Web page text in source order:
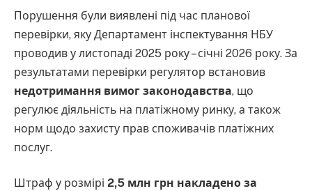
Порушення були виявлені під час планової
перевірки, яку Департамент інспектування НБУ
проводив у листопаді 2025 року – січні 2026 року. За
результатами перевірки регулятор встановив
недотримання вимог законодавства, що
регулює діяльність на платіжному ринку, а також
норм щодо захисту прав споживачів платіжних
послуг.
Штраф у розмірі 2,5 млн грн накладено за